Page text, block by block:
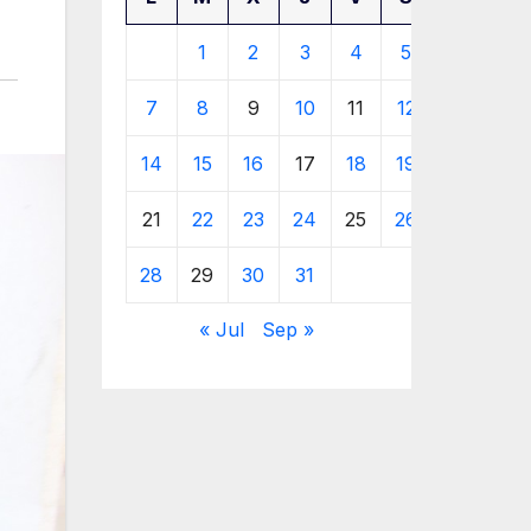
1 2 3 4 5
7 8 9 10 11 12
14 15 16 17 18 19
21 22 23 24 25 26
28 29 30 31
« Jul Sep »